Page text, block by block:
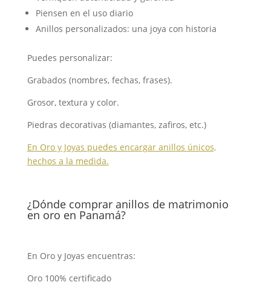
Piensen en el uso diario
Anillos personalizados: una joya con historia
Puedes personalizar:
Grabados (nombres, fechas, frases).
Grosor, textura y color.
Piedras decorativas (diamantes, zafiros, etc.)
En Oro y Joyas puedes encargar anillos únicos,
hechos a la medida.
¿Dónde comprar anillos de matrimonio
en oro en Panamá?
En Oro y Joyas encuentras:
Oro 100% certificado